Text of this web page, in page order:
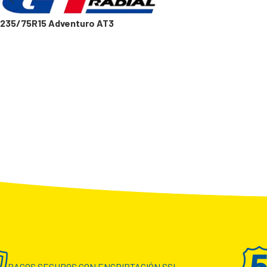
235/75R15 Adventuro AT3